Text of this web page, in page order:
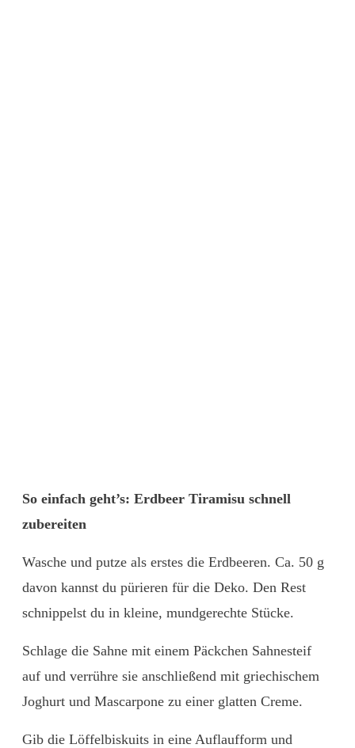
So einfach geht’s: Erdbeer Tiramisu schnell
zubereiten
Wasche und putze als erstes die Erdbeeren. Ca. 50 g
davon kannst du pürieren für die Deko. Den Rest
schnippelst du in kleine, mundgerechte Stücke.
Schlage die Sahne mit einem Päckchen Sahnesteif
auf und verrühre sie anschließend mit griechischem
Joghurt und Mascarpone zu einer glatten Creme.
Gib die Löffelbiskuits in eine Auflaufform und